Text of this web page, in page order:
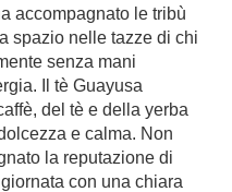
accompagnato le tribù
spazio nelle tazze di chi
senza mani
Il tè Guayusa
del tè e della yerba
e calma. Non
la reputazione di
con una chiara